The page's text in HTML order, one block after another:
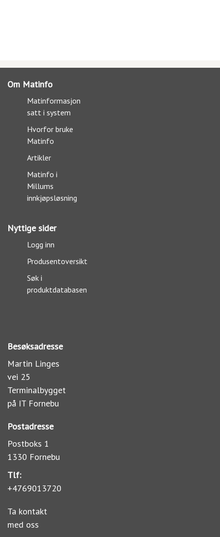
Om Matinfo
Matinformasjon
satt i system
Hvorfor bruke
Matinfo
Artikler
Matinfo i
Millums
innkjøpsløsning
Nyttige sider
Logg inn
Produsentoversikt
Søk i
produktdatabasen
Besøksadresse
Martin Linges
vei 25
Terminalbygget
på IT Fornebu
Postadresse
Postboks 1
1330 Fornebu
Tlf:
+4769013720
Ta kontakt
med oss